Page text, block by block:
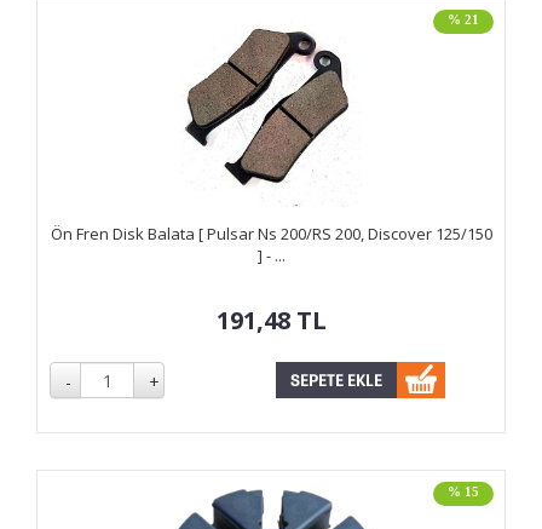
% 21
Ön Fren Disk Balata [ Pulsar Ns 200/RS 200, Discover 125/150
] - ...
191,48 TL
% 15